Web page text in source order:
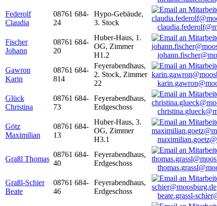
Federolf
Claudia
08761 684-
24
Hypo-Gebäude,
3. Stock
Fischer
Johann
08761 684-
20
Huber-Haus, 1.
OG, Zimmer
H1.2
Gawron
Karin
08761 684-
814
Feyerabendhaus,
2. Stock, Zimmer
22
Glück
Christina
08761 684-
73
Feyerabendhaus,
Erdgeschoss
Götz
Maximilian
08761 684-
13
Huber-Haus, 3.
OG, Zimmer
H3.1
Graßl Thomas
08761 684-
40
Feyerabendhaus,
Erdgeschoss
Graßl-Schier
Beate
08761 684-
46
Feyerabendhaus,
Erdgeschoss
beate.grassl-